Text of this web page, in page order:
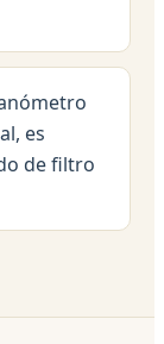
es
de filtro